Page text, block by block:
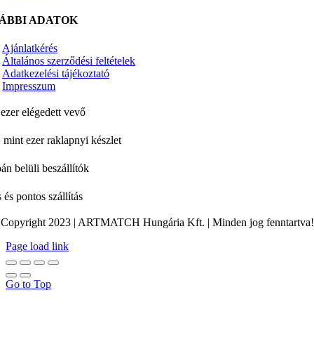
ADATOK
Ajánlatkérés
Általános szerződési feltételek
Adatkezelési tájékoztató
Impresszum
elégedett vevő
mint ezer raklapnyi készlet
belüli beszállítók
és pontos szállítás
Copyright 2023 | ARTMATCH Hungária Kft. | Minden jog fenntartva!
Page load link
Go to Top